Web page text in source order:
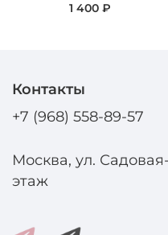
1 400 ₽
Контакты
+7 (968) 558-89-57
Москва, ул.
этаж